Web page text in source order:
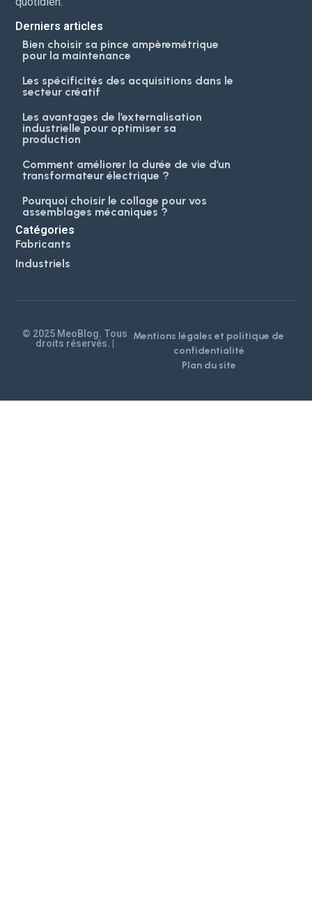
Bien choisir sa pince ampèremétrique
pour la maintenance
Les spécificités des acquisitions dans le
secteur créatif
Les avantages de l’externalisation
industrielle pour optimiser sa
Comment améliorer la durée de vie d’un
transformateur électrique ?
Pourquoi choisir le collage pour vos
assemblages mécaniques ?
Fabricants
Industriels